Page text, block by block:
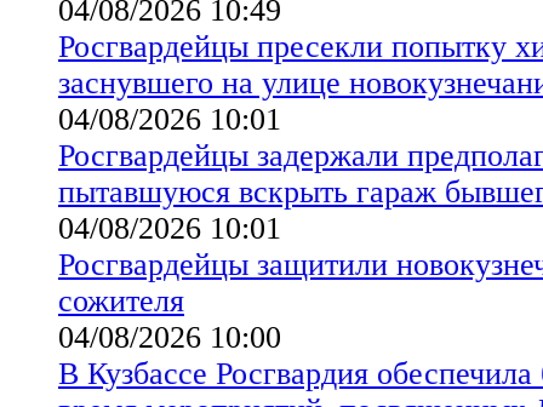
04/08/2026 10:49
Росгвардейцы пресекли попытку
заснувшего на улице
04/08/2026 10:01
Росгвардейцы задержали
пытавшуюся вскрыть гараж
04/08/2026 10:01
Росгвардейцы защитили
сожителя
04/08/2026 10:00
В Кузбассе Росгвардия обеспечила